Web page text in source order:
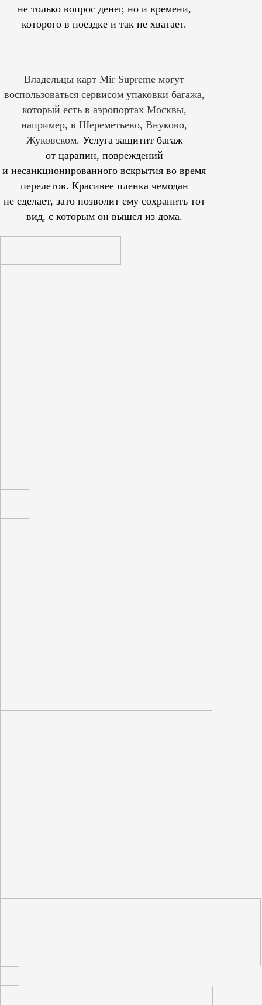
не только вопрос денег, но и времени,
которого в поездке и так не хватает.
Владельцы карт Mir Supreme могут
воспользоваться сервисом упаковки багажа,
который есть в аэропортах Москвы,
например, в Шереметьево, Внуково,
Жуковском. Услуга защитит багаж
от царапин, повреждений
и несанкционированного вскрытия во время
перелетов. Красивее пленка чемодан
не сделает, зато позволит ему сохранить тот
вид, с которым он вышел из дома.